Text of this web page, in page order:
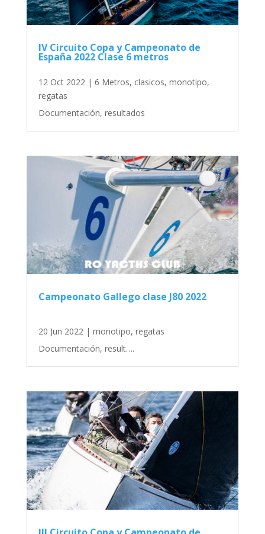
IV Circuito Copa y Campeonato de
España 2022 Clase 6 metros
12 Oct 2022| 6 Metros, clasicos, monotipo,
regatas
Documentación, resultados
Campeonato Gallego clase J80 2022
20 Jun 2022| monotipo, regatas
Documentación, result….